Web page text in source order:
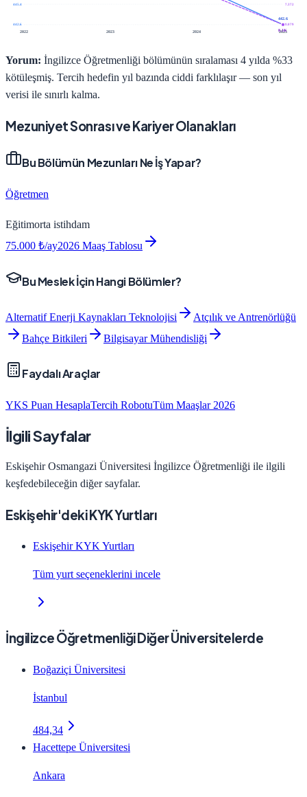
445.4 7.372
442.6
8.079
2022
2023 2024 2025
442.6
8.1K
Yorum: İngilizce Öğretmenliği bölümünün sıralaması 4 yılda %33
kötüleşmiş. Tercih hedefin yıl bazında ciddi farklılaşır — son yıl
verisi ile sınırlı kalma.
Mezuniyet Sonrası ve Kariyer Olanakları
Bu Bölümün Mezunları Ne İş Yapar?
Öğretmen
Eğitimorta istihdam
75.000 ₺/ay2026 Maaş Tablosu
Bu Meslek İçin Hangi Bölümler?
Alternatif Enerji Kaynakları Teknolojisi
Atçılık ve Antrenörlüğü
Bahçe Bitkileri
Bilgisayar Mühendisliği
Faydalı Araçlar
YKS Puan HesaplaTercih RobotuTüm Maaşlar 2026
İlgili Sayfalar
Eskişehir Osmangazi Üniversitesi İngilizce Öğretmenliği ile ilgili
keşfedebileceğin diğer sayfalar.
Eskişehir'deki KYK Yurtları
Eskişehir KYK Yurtları
Tüm yurt seçeneklerini incele
İngilizce Öğretmenliği Diğer Üniversitelerde
Boğaziçi Üniversitesi
İstanbul
484,34
Hacettepe Üniversitesi
Ankara